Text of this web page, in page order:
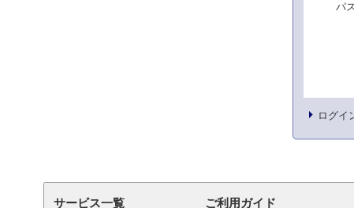
パ
ログイ
サービス一覧 ご利用ガイド